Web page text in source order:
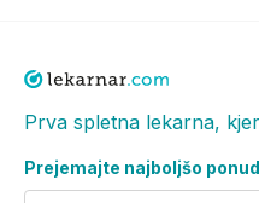
Prva spletna lekarna,
Prejemajte najboljšo